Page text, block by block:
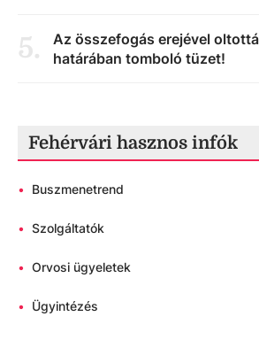
5.
Az összefogás erejével
határában tomboló tüzet!
Fehérvári hasznos infók
• Buszmenetrend
• Szolgáltatók
• Orvosi ügyeletek
• Ügyintézés